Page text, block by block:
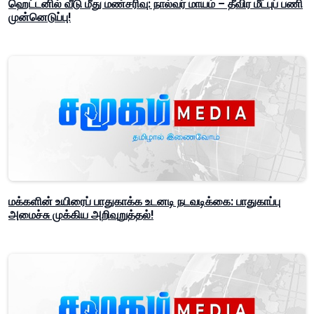
ஹெட்டனில் வீடு மீது மண்சரிவு: நால்வர் மாயம் – தீவிர மீட்புப் பணி
முன்னெடுப்பு!
மக்களின் உயிரைப் பாதுகாக்க உடனடி நடவடிக்கை: பாதுகாப்பு
அமைச்சு முக்கிய அறிவுறுத்தல்!